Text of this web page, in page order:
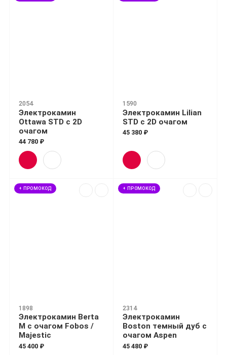
2054
Электрокамин
Ottawa STD с 2D
очагом
44 780 ₽
1590
Электрокамин Lilian
STD с 2D очагом
45 380 ₽
+ ПРОМОКОД
1898
Электрокамин Berta
M с очагом Fobos /
Majestic
45 400 ₽
+ ПРОМОКОД
2314
Электрокамин
Boston темный дуб с
очагом Aspen
45 480 ₽